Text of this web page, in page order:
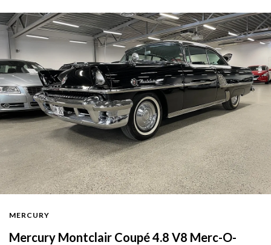
MERCURY
Mercury Montclair Coupé 4.8 V8 Merc-O-